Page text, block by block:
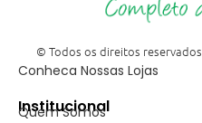
© Todos os direitos reservados
Conheca Nossas Lojas
Institucional
Quem Somos